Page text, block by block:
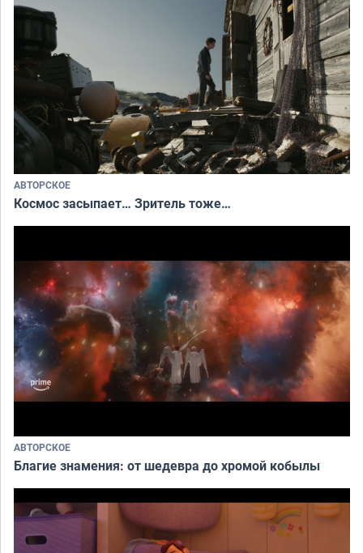
АВТОРСКОЕ
Космос засыпает… Зритель тоже…
АВТОРСКОЕ
Благие знамения: от шедевра до хромой кобылы